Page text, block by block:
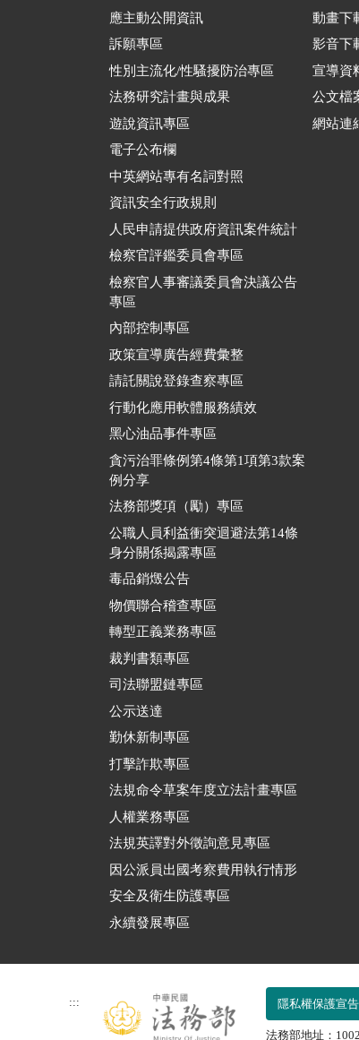
應主動公開資訊
訴願專區
性別主流化/性騷擾防治專區
法務研究計畫與成果
遊說資訊專區
電子公布欄
中英網站專有名詞對照
資訊安全行政規則
人民申請提供政府資訊案件統計
檢察官評鑑委員會專區
檢察官人事審議委員會決議公告
專區
內部控制專區
政策宣導廣告經費彙整
請託關說登錄查察專區
行動化應用軟體服務績效
黑心油品事件專區
貪污治罪條例第4條第1項第3款案
例分享
法務部獎項（勵）專區
公職人員利益衝突迴避法第14條
身分關係揭露專區
毒品銷燬公告
物價聯合稽查專區
轉型正義業務專區
裁判書類專區
司法聯盟鏈專區
公示送達
勤休新制專區
打擊詐欺專區
法規命令草案年度立法計畫專區
人權業務專區
法規英譯對外徵詢意見專區
因公派員出國考察費用執行情形
安全及衛生防護專區
永續發展專區
動畫下
影音下
宣導資
公文檔
網站連
::: 隱私權保護宣告
法務部地址：